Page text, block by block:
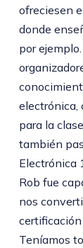
ofreciesen
donde
por
electrónica,
para la
también
Electrónica
Rob fue
nos
certificación
Teníamos